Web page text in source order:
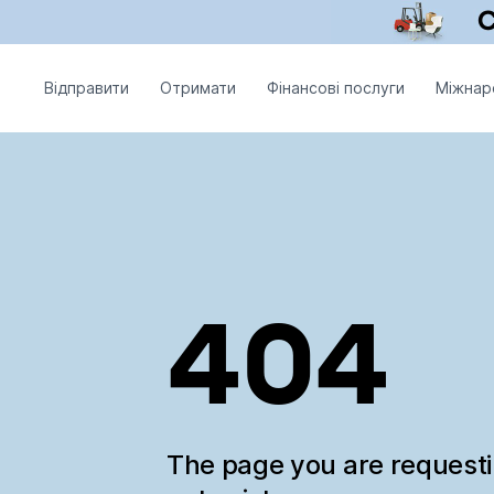
Відправити Отримати Фінансові послуги
404
The page you are